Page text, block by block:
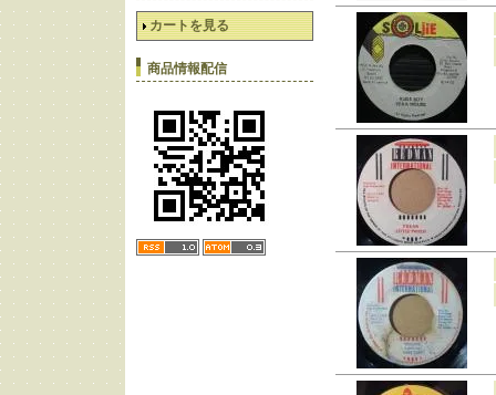
カートを見る
商品情報配信